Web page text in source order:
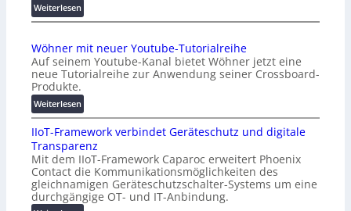
d
e
K
o
s
e
n
f
a
l
l
e
Weiterlesen:
A
A
Z
ü
i
c
h
:
T
r
e
f
Wöhner mit neuer Youtube-Tutorialreihe
Auf seinem Youtube-Kanal bietet Wöhner jetzt eine
neue Tutorialreihe zur Anwendung seiner Crossboard-
Produkte.
Weiterlesen:
W
ö
h
n
e
r
m
IIoT-Framework verbindet Geräteschutz und digitale
Transparenz
Mit dem IIoT-Framework Caparoc erweitert Phoenix
Contact die Kommunikationsmöglichkeiten des
gleichnamigen Geräteschutzschalter-Systems um eine
durchgängige OT- und IT-Anbindung.